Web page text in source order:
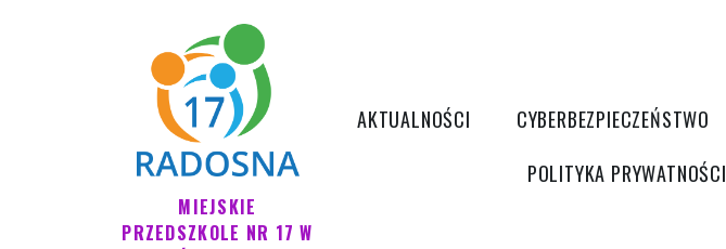
MIEJSKIE
PRZEDSZKOLE NR 17 W
AKTUALNOŚCI CYBERBEZPIECZEŃSTWO
POLITYKA PRYWATNOŚCI